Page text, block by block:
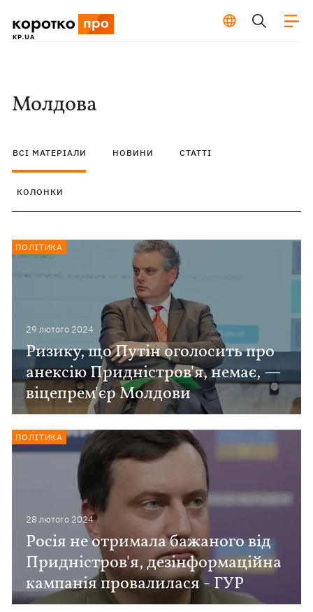
Молдова
ВСІ МАТЕРІАЛИ НОВИНИ СТАТТІ
КОЛОНКИ
29 лютого 2024
Ризику, що Путін оголосить про
анексію Придністров'я, немає, —
віцепрем'єр Молдови
ПОЛІТИКА
28 лютого 2024
Росія не отримала бажаного від
Придністров'я, дезінформаційна
кампанія провалилася - ГУР
ПОЛІТИКА